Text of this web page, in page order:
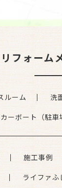
リフォーム
ルーム 洗
カーボート（駐車
施工事例
ライファふ